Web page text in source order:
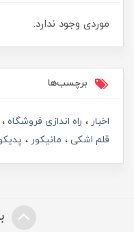
موردی وجود ندارد.
برچسب‌ها
اخبار راه اندازی فروشگاه
قلم اشکی
مانیکور